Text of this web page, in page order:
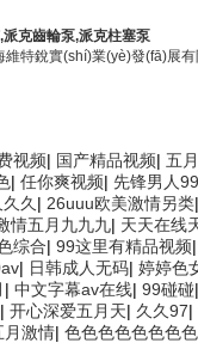
克齒輪泵,派克柱塞泵
特銳實(shí)業(yè)發(fā)展有
视频| 国产精品视频| 五
| 任你爽视频| 先锋男人
久 | 26uuu欧美激情另类|
情五月九九九| 天天在线
综合| 99这里有精品视频|
| 日韩成人无码| 婷婷色
| 中文字幕av在线| 99碰碰|
| 开心深爱五月天| 久久97|
月激情| 色色色色色色色